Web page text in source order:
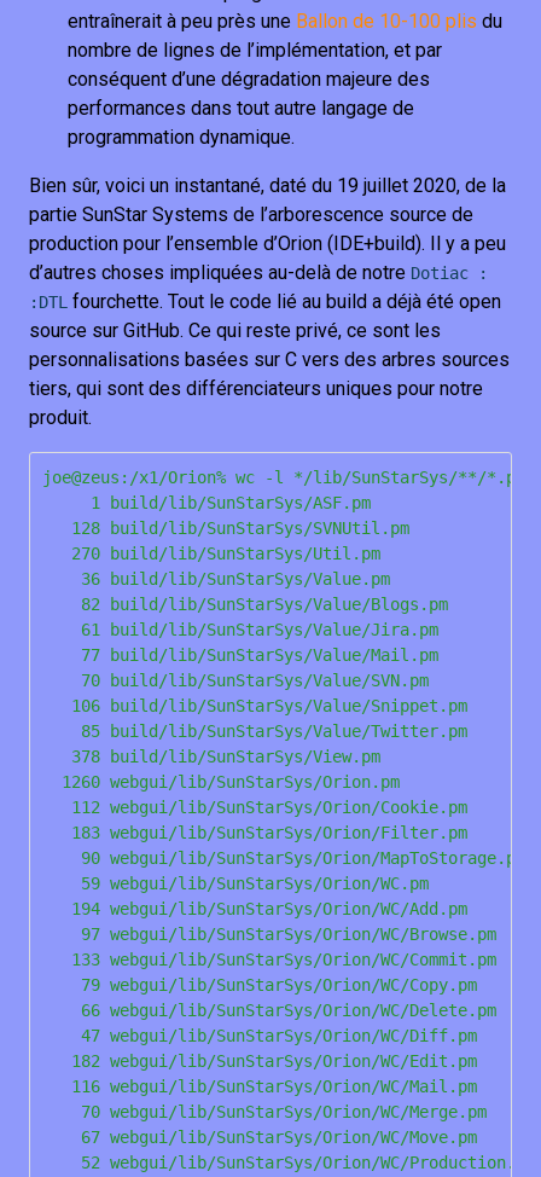
entraînerait à peu près une Ballon de 10-100 plis du
nombre de lignes de l’implémentation, et par
conséquent d’une dégradation majeure des
performances dans tout autre langage de
programmation dynamique.
Bien sûr, voici un instantané, daté du 19 juillet 2020, de la
partie SunStar Systems de l’arborescence source de
production pour l’ensemble d’Orion (IDE+build). Il y a peu
d’autres choses impliquées au-delà de notre Dotiac :
:DTL fourchette. Tout le code lié au build a déjà été open
source sur GitHub. Ce qui reste privé, ce sont les
personnalisations basées sur C vers des arbres sources
tiers, qui sont des différenciateurs uniques pour notre
produit.
joe@zeus:/x1/Orion% wc -l */lib/SunStarSys/**/*.pm
     1 build/lib/SunStarSys/ASF.pm
   128 build/lib/SunStarSys/SVNUtil.pm
   270 build/lib/SunStarSys/Util.pm
    36 build/lib/SunStarSys/Value.pm
    82 build/lib/SunStarSys/Value/Blogs.pm
    61 build/lib/SunStarSys/Value/Jira.pm
    77 build/lib/SunStarSys/Value/Mail.pm
    70 build/lib/SunStarSys/Value/SVN.pm
   106 build/lib/SunStarSys/Value/Snippet.pm
    85 build/lib/SunStarSys/Value/Twitter.pm
   378 build/lib/SunStarSys/View.pm
  1260 webgui/lib/SunStarSys/Orion.pm
   112 webgui/lib/SunStarSys/Orion/Cookie.pm
   183 webgui/lib/SunStarSys/Orion/Filter.pm
    90 webgui/lib/SunStarSys/Orion/MapToStorage.pm
    59 webgui/lib/SunStarSys/Orion/WC.pm
   194 webgui/lib/SunStarSys/Orion/WC/Add.pm
    97 webgui/lib/SunStarSys/Orion/WC/Browse.pm
   133 webgui/lib/SunStarSys/Orion/WC/Commit.pm
    79 webgui/lib/SunStarSys/Orion/WC/Copy.pm
    66 webgui/lib/SunStarSys/Orion/WC/Delete.pm
    47 webgui/lib/SunStarSys/Orion/WC/Diff.pm
   182 webgui/lib/SunStarSys/Orion/WC/Edit.pm
   116 webgui/lib/SunStarSys/Orion/WC/Mail.pm
    70 webgui/lib/SunStarSys/Orion/WC/Merge.pm
    67 webgui/lib/SunStarSys/Orion/WC/Move.pm
    52 webgui/lib/SunStarSys/Orion/WC/Production.pm